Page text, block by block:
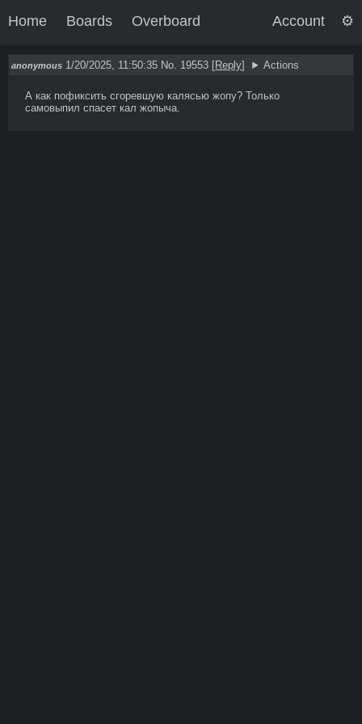
Home Boards Overboard Account
anonymous 1/20/2025, 11:50:35 No. 19553 [Reply] Actions
А как пофиксить сгоревшую калясью жопу? Только
самовыпил спасет кал жопыча.